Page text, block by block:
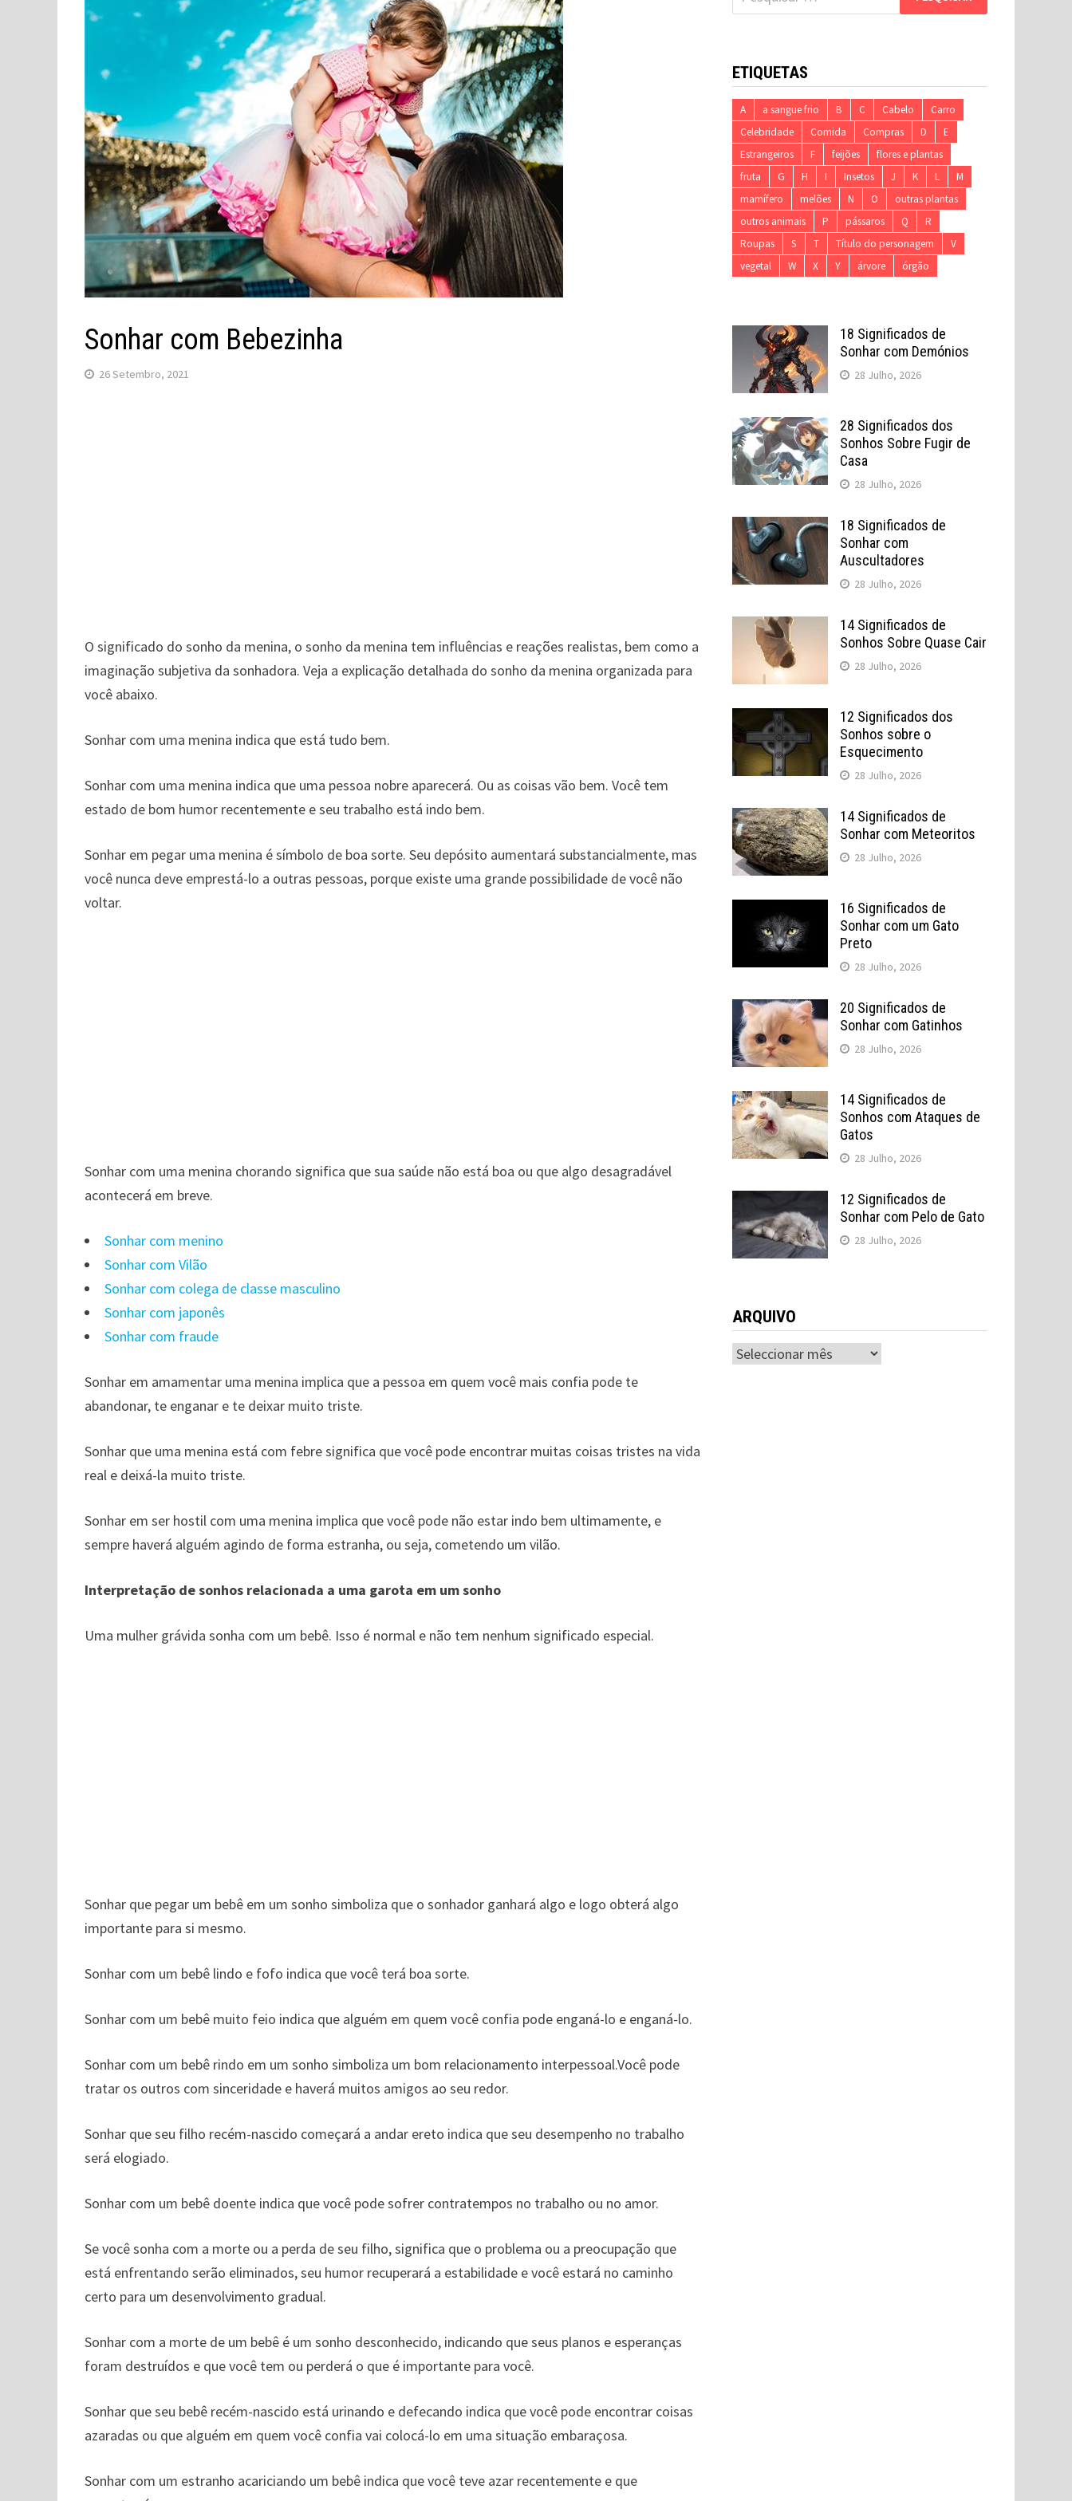
Sonhar com Bebezinha
26 Setembro, 2021
O significado do sonho da menina, o sonho da menina tem influências e reações realistas, bem como a
imaginação subjetiva da sonhadora. Veja a explicação detalhada do sonho da menina organizada para
você abaixo.
Sonhar com uma menina indica que está tudo bem.
Sonhar com uma menina indica que uma pessoa nobre aparecerá. Ou as coisas vão bem. Você tem
estado de bom humor recentemente e seu trabalho está indo bem.
Sonhar em pegar uma menina é símbolo de boa sorte. Seu depósito aumentará substancialmente, mas
você nunca deve emprestá-lo a outras pessoas, porque existe uma grande possibilidade de você não
voltar.
Sonhar com uma menina chorando significa que sua saúde não está boa ou que algo desagradável
acontecerá em breve.
Sonhar com menino
Sonhar com Vilão
Sonhar com colega de classe masculino
Sonhar com japonês
Sonhar com fraude
Sonhar em amamentar uma menina implica que a pessoa em quem você mais confia pode te
abandonar, te enganar e te deixar muito triste.
Sonhar que uma menina está com febre significa que você pode encontrar muitas coisas tristes na vida
real e deixá-la muito triste.
Sonhar em ser hostil com uma menina implica que você pode não estar indo bem ultimamente, e
sempre haverá alguém agindo de forma estranha, ou seja, cometendo um vilão.
Interpretação de sonhos relacionada a uma garota em um sonho
Uma mulher grávida sonha com um bebê. Isso é normal e não tem nenhum significado especial.
Sonhar que pegar um bebê em um sonho simboliza que o sonhador ganhará algo e logo obterá algo
importante para si mesmo.
Sonhar com um bebê lindo e fofo indica que você terá boa sorte.
Sonhar com um bebê muito feio indica que alguém em quem você confia pode enganá-lo e enganá-lo.
Sonhar com um bebê rindo em um sonho simboliza um bom relacionamento interpessoal.Você pode
tratar os outros com sinceridade e haverá muitos amigos ao seu redor.
Sonhar que seu filho recém-nascido começará a andar ereto indica que seu desempenho no trabalho
será elogiado.
Sonhar com um bebê doente indica que você pode sofrer contratempos no trabalho ou no amor.
Se você sonha com a morte ou a perda de seu filho, significa que o problema ou a preocupação que
está enfrentando serão eliminados, seu humor recuperará a estabilidade e você estará no caminho
certo para um desenvolvimento gradual.
Sonhar com a morte de um bebê é um sonho desconhecido, indicando que seus planos e esperanças
foram destruídos e que você tem ou perderá o que é importante para você.
Sonhar que seu bebê recém-nascido está urinando e defecando indica que você pode encontrar coisas
azaradas ou que alguém em quem você confia vai colocá-lo em uma situação embaraçosa.
Sonhar com um estranho acariciando um bebê indica que você teve azar recentemente e que
por:
ETIQUETAS
A a sangue frio B C Cabelo
Carro
Celebridade
Comida Compras D
E
Estrangeiros
F feijões
flores e plantas
fruta
G H I Insetos J K L
M
mamífero
melões N O
outras plantas
outros animais
P pássaros Q
R
Roupas
S T Título do personagem
V
vegetal
W X Y árvore órgão
18 Significados de
Sonhar com Demónios
28 Julho, 2026
28 Significados dos
Sonhos Sobre Fugir de
Casa
28 Julho, 2026
18 Significados de
Sonhar com
Auscultadores
28 Julho, 2026
14 Significados de
Sonhos Sobre Quase Cair
28 Julho, 2026
12 Significados dos
Sonhos sobre o
Esquecimento
28 Julho, 2026
14 Significados de
Sonhar com Meteoritos
28 Julho, 2026
16 Significados de
Sonhar com um Gato
Preto
28 Julho, 2026
20 Significados de
Sonhar com Gatinhos
28 Julho, 2026
14 Significados de
Sonhos com Ataques de
Gatos
28 Julho, 2026
12 Significados de
Sonhar com Pelo de Gato
28 Julho, 2026
ARQUIVO
ARQUIVO